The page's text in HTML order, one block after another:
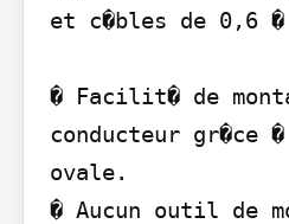
et c�bles de 0,6 �
� Facilit� de
conducteur gr�ce
ovale.
� Aucun outil de